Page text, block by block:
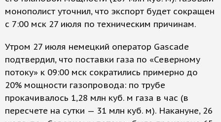
монополист уточнил, что экспорт будет сокращен
с 7:00 мск 27 июля по техническим причинам.
Утром 27 июля немецкий оператор Gascade
подтвердил, что поставки газа по «Северному
потоку» к 09:00 мск сократились примерно до
20% мощности газопровода: по трубе
прокачивалось 1,28 млн куб. м газа в час (в
пересчете на сутки — 31 млн куб. м). Накануне, 26